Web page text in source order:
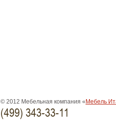
© 2012 Мебельная компания « Мебель
(499) 343-33-11